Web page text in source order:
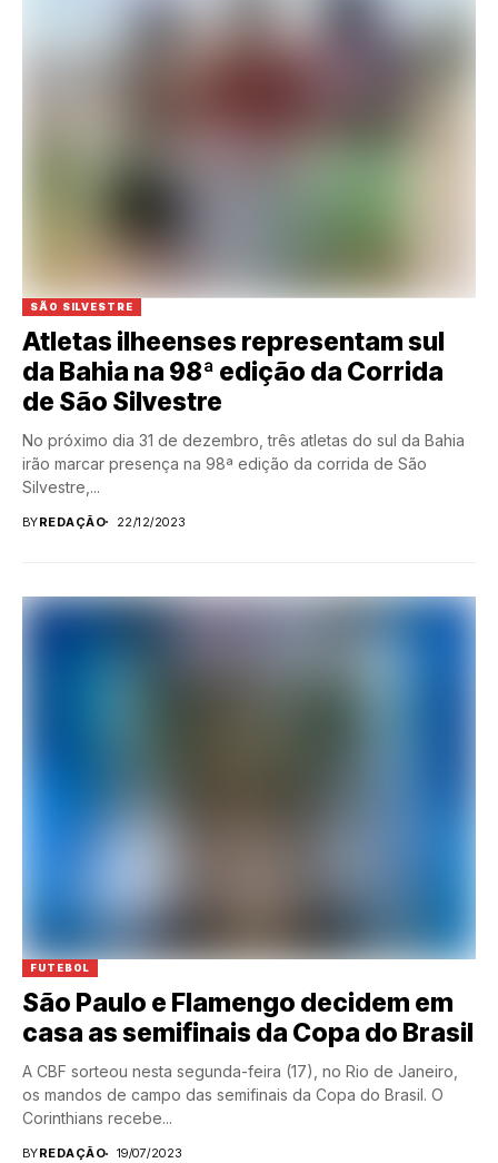
SÃO SILVESTRE
Atletas ilheenses representam sul
da Bahia na 98ª edição da Corrida
de São Silvestre
No próximo dia 31 de dezembro, três atletas do sul da Bahia
irão marcar presença na 98ª edição da corrida de São
Silvestre,...
BYREDAÇÃO 22/12/2023
FUTEBOL
São Paulo e Flamengo decidem em
casa as semifinais da Copa do Brasil
A CBF sorteou nesta segunda-feira (17), no Rio de Janeiro,
os mandos de campo das semifinais da Copa do Brasil. O
Corinthians recebe...
BYREDAÇÃO 19/07/2023